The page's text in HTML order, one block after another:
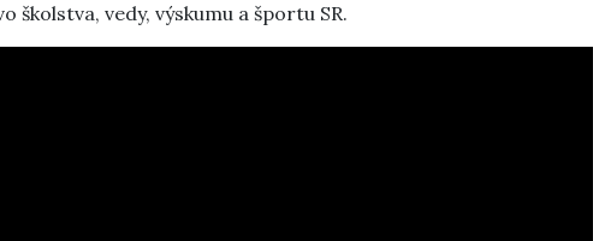
vedy, výskumu a športu SR.